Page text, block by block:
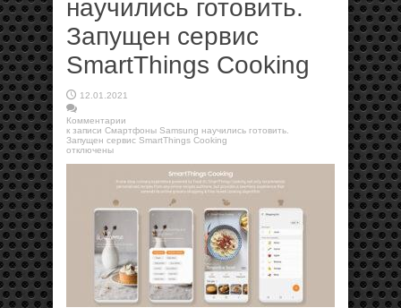
научились готовить.
Запущен сервис
SmartThings Cooking
12.01.2021
Комментарии
к записи Смартфоны Samsung научились готовить.
Запущен сервис SmartThings Cooking
отключены